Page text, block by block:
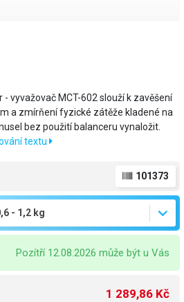
vyvažovač MCT-602 slouží k zavěšení
a zmírňení fyzické zátěže kladené na
bez použití balanceru vynaložit.
textu
101373
Pozítří 12.08.2026 může být u Vás
1 289,86 Kč